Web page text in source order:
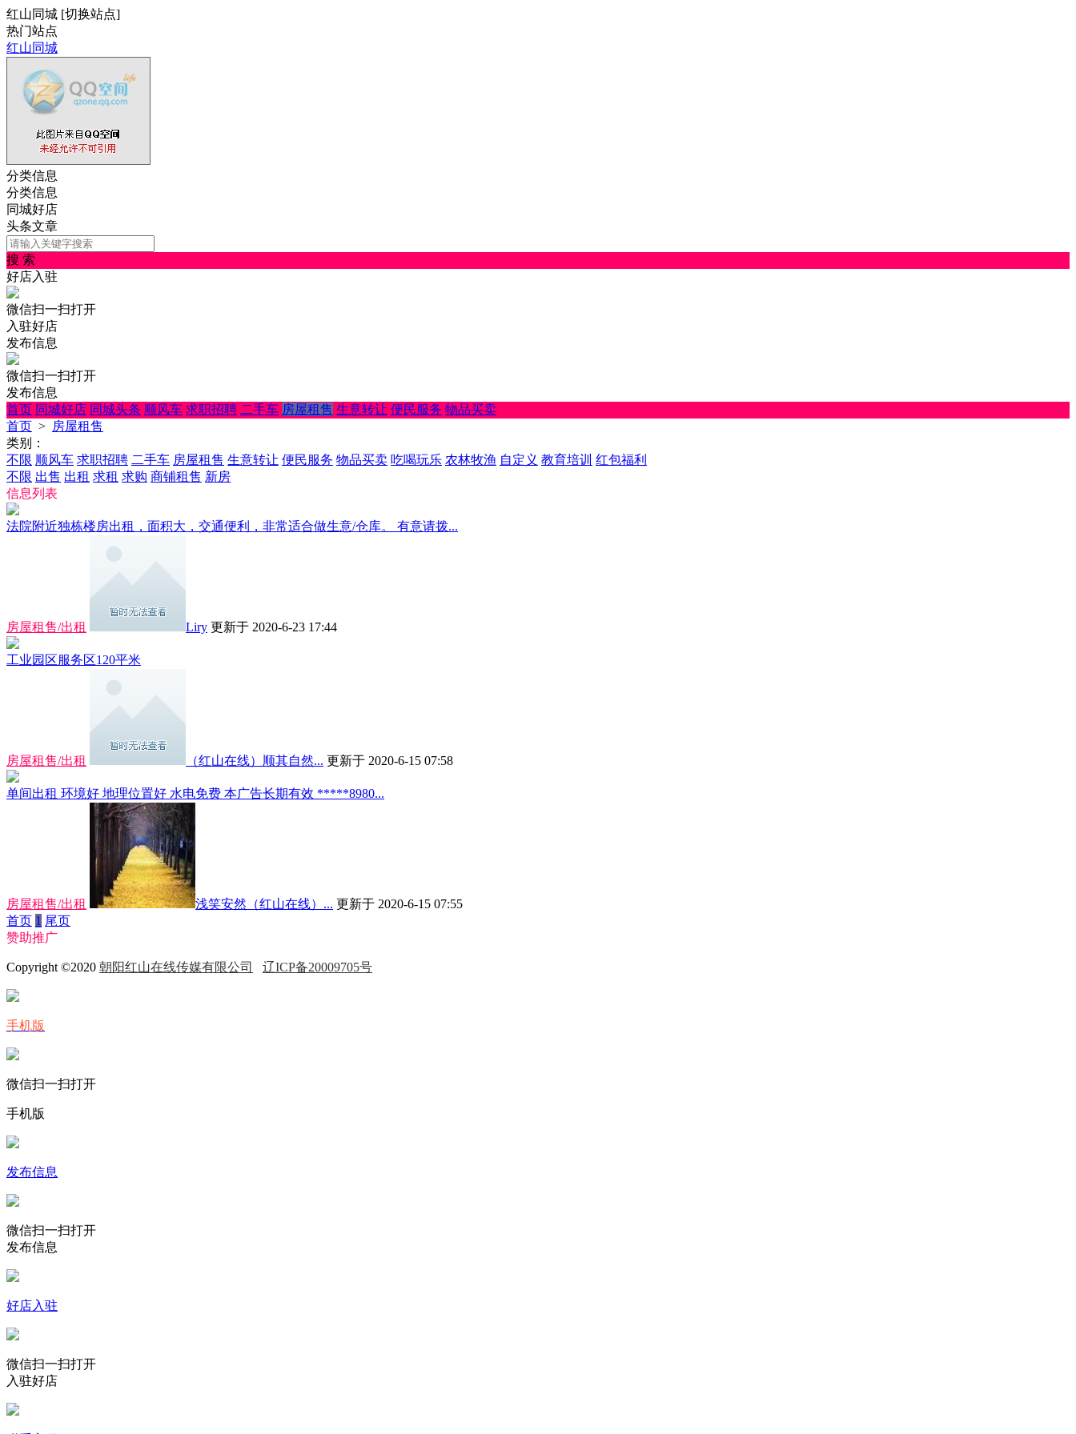
红山同城 [切换站点]
热门站点
红山同城
分类信息
分类信息
同城好店
头条文章
搜 索
好店入驻
微信扫一扫打开
入驻好店
发布信息
微信扫一扫打开
发布信息
首页 同城好店 同城头条 顺风车 求职招聘 二手车 房屋租售 生意转让 便民服务 物品买卖
首页 > 房屋租售
类别：
不限 顺风车 求职招聘 二手车 房屋租售 生意转让 便民服务 物品买卖 吃喝玩乐 农林牧渔 自定义 教育培训 红包福利
不限 出售 出租 求租 求购 商铺租售 新房
信息列表
法院附近独栋楼房出租，面积大，交通便利，非常适合做生意/仓库。 有意请拨...
房屋租售/出租 Liry 更新于 2020-6-23 17:44
工业园区服务区120平米
房屋租售/出租 （红山在线）顺其自然... 更新于 2020-6-15 07:58
单间出租 环境好 地理位置好 水电免费 本广告长期有效 *****8980...
房屋租售/出租 浅笑安然（红山在线）... 更新于 2020-6-15 07:55
首页 1 尾页
赞助推广
Copyright ©2020 朝阳红山在线传媒有限公司 辽ICP备20009705号
手机版
微信扫一扫打开
手机版
发布信息
微信扫一扫打开
发布信息
好店入驻
微信扫一扫打开
入驻好店